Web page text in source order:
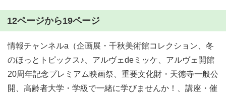
12ページから19ページ
情報チャンネルa（企画展・千秋美術館コレクション、冬
のほっとトピックス♪、アルヴェdeミッケ、アルヴェ開館
20周年記念プレミアム映画祭、重要文化財・天徳寺一般公
開、高齢者大学・学級で一緒に学びませんか！、講座・催